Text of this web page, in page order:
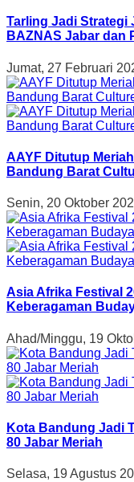
Tarling Jadi Strategi
BAZNAS Jabar dan
Jumat, 27 Februari
AAYF Ditutup
Bandung Barat
Senin, 20 Oktober
Asia Afrika Festival
Keberagaman
Ahad/Minggu, 19
Kota Bandung Jadi
80 Jabar Meriah
Selasa, 19 Agustus